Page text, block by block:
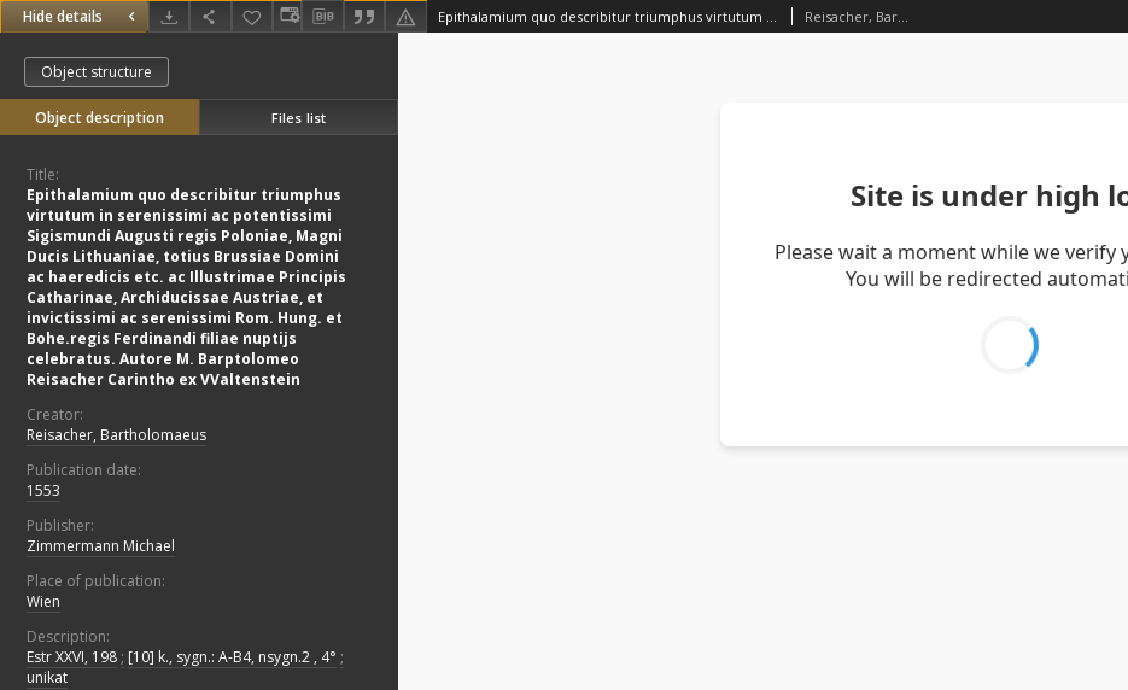
Hide details Epithalamium quo describitur triumphus virtutum in serenissimi ac potentissimi Sigismundi Augusti regis Poloniae, Magni Ducis Lithuaniae, totius Brussiae Domini ac haeredicis etc. ac Illustrimae Principis Catharinae, Archiducissae Austriae, et invictissimi ac serenissimi Rom. Hung. et Bohe.regis Ferdinandi filiae nuptijs celebratus. Autore M. Barptolomeo Reisacher Carintho ex VValtenstein Reisacher, Bartholomaeus
Object structure
Object description Files list
Title:
Epithalamium quo describitur triumphus
virtutum in serenissimi ac potentissimi
Sigismundi Augusti regis Poloniae, Magni
Ducis Lithuaniae, totius Brussiae Domini
ac haeredicis etc. ac Illustrimae Principis
Catharinae, Archiducissae Austriae, et
invictissimi ac serenissimi Rom. Hung. et
Bohe.regis Ferdinandi filiae nuptijs
celebratus. Autore M. Barptolomeo
Reisacher Carintho ex VValtenstein
Creator:
Reisacher, Bartholomaeus
Publication date:
1553
Publisher:
Zimmermann Michael
Place of publication:
Wien
Description:
Estr XXVI, 198 ; [10] k., sygn.: A-B4, nsygn.2 , 4° ;
unikat